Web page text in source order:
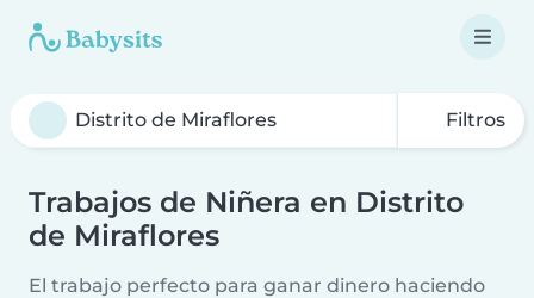
Filtros
Trabajos de Niñera en Distrito
de Miraflores
El trabajo perfecto para ganar dinero haciendo